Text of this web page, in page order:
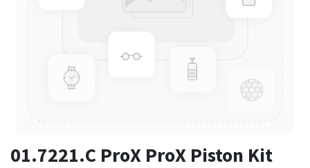
01.7221.C ProX ProX Piston Kit